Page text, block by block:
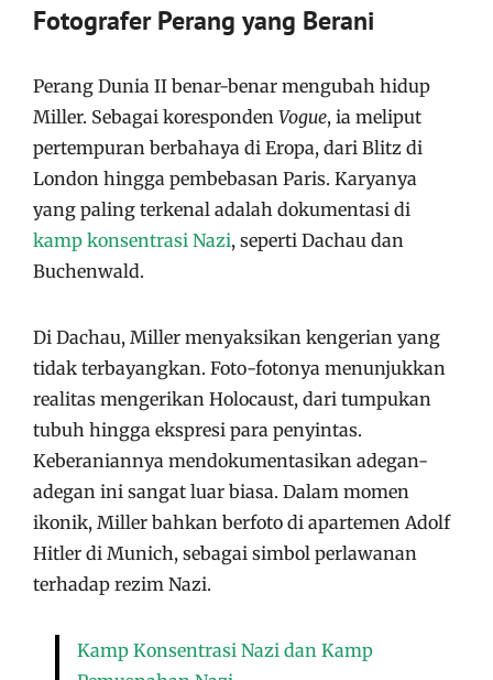
Fotografer Perang yang Berani
Perang Dunia II benar-benar mengubah hidup
Miller. Sebagai koresponden Vogue, ia meliput
pertempuran berbahaya di Eropa, dari Blitz di
London hingga pembebasan Paris. Karyanya
yang paling terkenal adalah dokumentasi di
kamp konsentrasi Nazi, seperti Dachau dan
Buchenwald.
Di Dachau, Miller menyaksikan kengerian yang
tidak terbayangkan. Foto-fotonya menunjukkan
realitas mengerikan Holocaust, dari tumpukan
tubuh hingga ekspresi para penyintas.
Keberaniannya mendokumentasikan adegan-
adegan ini sangat luar biasa. Dalam momen
ikonik, Miller bahkan berfoto di apartemen Adolf
Hitler di Munich, sebagai simbol perlawanan
terhadap rezim Nazi.
Kamp Konsentrasi Nazi dan Kamp